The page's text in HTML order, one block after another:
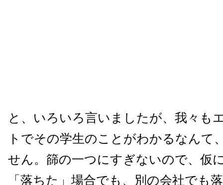
と、いろいろ言いましたが、我々も
トでその学生のことがわかるなんて
せん。篩の一つにすぎないので、仮
「落ちた」場合でも、別の会社でも